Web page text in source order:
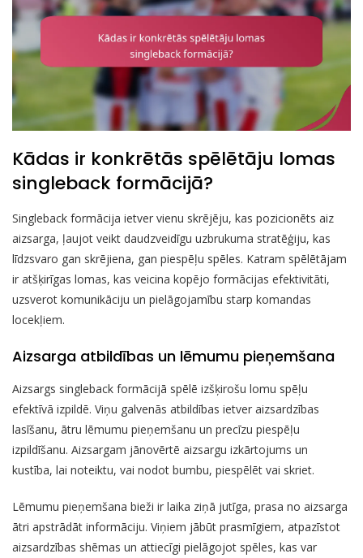
Kādas ir konkrētās spēlētāju lomas
singleback formācijā?
Singleback formācija ietver vienu skrējēju, kas pozicionēts aiz
aizsarga, ļaujot veikt daudzveidīgu uzbrukuma stratēģiju, kas
līdzsvaro gan skrējiena, gan piespēļu spēles. Katram spēlētājam
ir atšķirīgas lomas, kas veicina kopējo formācijas efektivitāti,
uzsverot komunikāciju un pielāgojamību starp komandas
locekļiem.
Aizsarga atbildības un lēmumu pieņemšana
Aizsargs singleback formācijā spēlē izšķirošu lomu spēļu
efektīvā izpildē. Viņu galvenās atbildības ietver aizsardzības
lasīšanu, ātru lēmumu pieņemšanu un precīzu piespēļu
izpildīšanu. Aizsargam jānovērtē aizsargu izkārtojums un
kustība, lai noteiktu, vai nodot bumbu, piespēlēt vai skriet.
Lēmumu pieņemšana bieži ir laika ziņā jutīga, prasa no aizsarga
ātri apstrādāt informāciju. Viņiem jābūt prasmīgiem, atpazīstot
aizsardzības shēmas un attiecīgi pielāgojot spēles, kas var